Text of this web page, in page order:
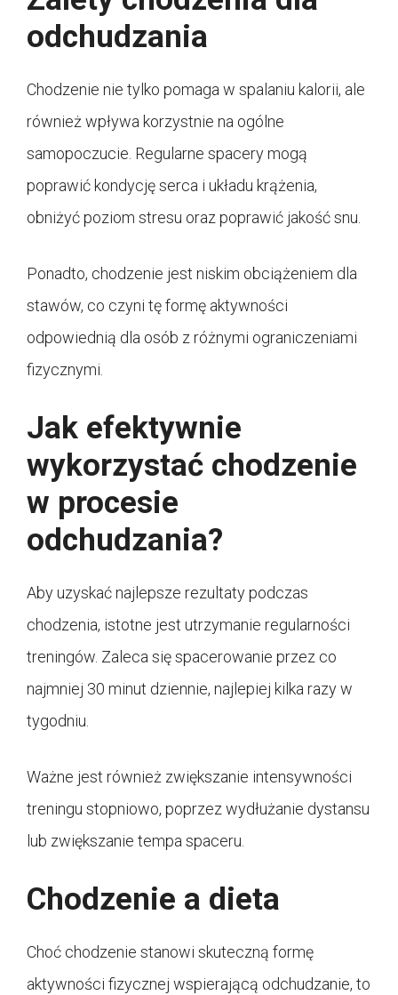
odchudzania
Chodzenie nie tylko pomaga w spalaniu kalorii, ale
również wpływa korzystnie na ogólne
samopoczucie. Regularne spacery mogą
poprawić kondycję serca i układu krążenia,
obniżyć poziom stresu oraz poprawić jakość snu.
Ponadto, chodzenie jest niskim obciążeniem dla
stawów, co czyni tę formę aktywności
odpowiednią dla osób z różnymi ograniczeniami
fizycznymi.
Jak efektywnie
wykorzystać chodzenie
w procesie
odchudzania?
Aby uzyskać najlepsze rezultaty podczas
chodzenia, istotne jest utrzymanie regularności
treningów. Zaleca się spacerowanie przez co
najmniej 30 minut dziennie, najlepiej kilka razy w
tygodniu.
Ważne jest również zwiększanie intensywności
treningu stopniowo, poprzez wydłużanie dystansu
lub zwiększanie tempa spaceru.
Chodzenie a dieta
Choć chodzenie stanowi skuteczną formę
aktywności fizycznej wspierającą odchudzanie, to